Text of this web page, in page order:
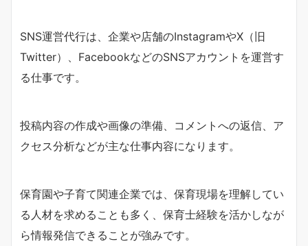
SNS運営代行は、企業や店舗のInstagramやX（旧
Twitter）、FacebookなどのSNSアカウントを運営す
る仕事です。
投稿内容の作成や画像の準備、コメントへの返信、ア
クセス分析などが主な仕事内容になります。
保育園や子育て関連企業では、保育現場を理解してい
る人材を求めることも多く、保育士経験を活かしなが
ら情報発信できることが強みです。